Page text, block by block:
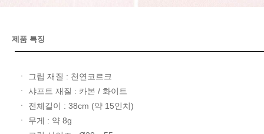
제품 특징
ㆍ 그립 재질 : 천연코르크
ㆍ 샤프트 재질 : 카본 / 화이트
ㆍ 전체길이 : 38cm (약 15인치)
ㆍ 무게 : 약 8g